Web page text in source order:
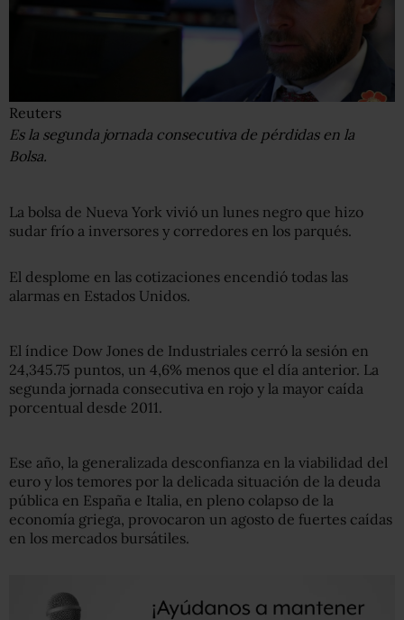
Reuters
Es la segunda jornada consecutiva de pérdidas en la
Bolsa.
La bolsa de Nueva York vivió un lunes negro que hizo
sudar frío a inversores y corredores en los parqués.
El desplome en las cotizaciones encendió todas las
alarmas en Estados Unidos.
El índice Dow Jones de Industriales cerró la sesión en
24,345.75 puntos, un 4,6% menos que el día anterior. La
segunda jornada consecutiva en rojo y la mayor caída
porcentual desde 2011.
Ese año, la generalizada desconfianza en la viabilidad del
euro y los temores por la delicada situación de la deuda
pública en España e Italia, en pleno colapso de la
economía griega, provocaron un agosto de fuertes caídas
en los mercados bursátiles.